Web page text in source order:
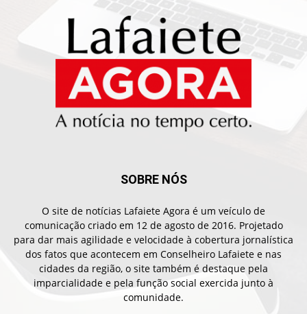
SOBRE NÓS
O site de notícias Lafaiete Agora é um veículo de
comunicação criado em 12 de agosto de 2016. Projetado
para dar mais agilidade e velocidade à cobertura jornalística
dos fatos que acontecem em Conselheiro Lafaiete e nas
cidades da região, o site também é destaque pela
imparcialidade e pela função social exercida junto à
comunidade.